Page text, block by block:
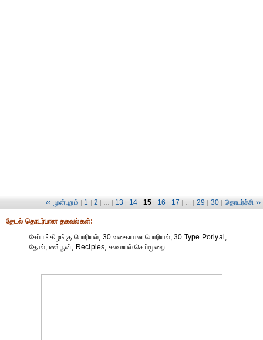
‹‹ முன்புறம் | 1 | 2 | ... | 13 | 14 | 15 | 16 | 17 | ... | 29 | 30 | தொடர்ச்சி ››
தேட‌ல் தொட‌ர்பான தகவ‌ல்க‌ள்:
சேப்பங்கிழங்கு பொரியல், 30 வகையான பொரியல், 30 Type Poriyal,
தோல், டீஸ்பூன், Recipies, சமையல் செய்முறை